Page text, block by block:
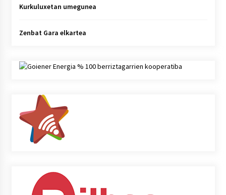
Kurkuluxetan umegunea
Zenbat Gara elkartea